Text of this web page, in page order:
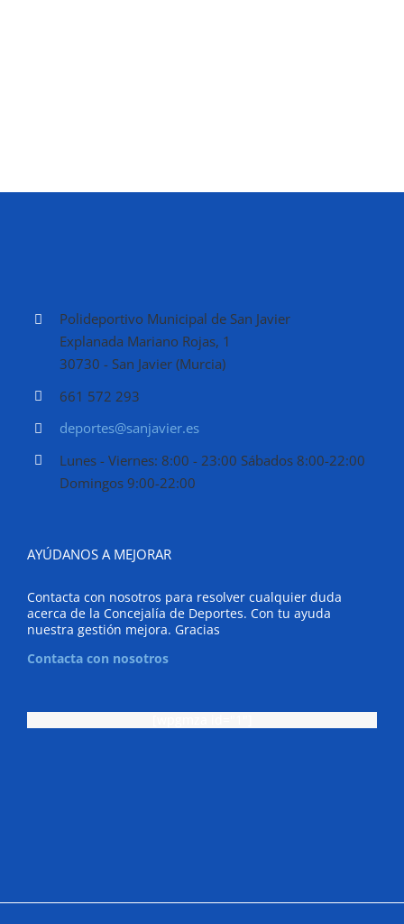
Polideportivo Municipal de San Javier
Explanada Mariano Rojas, 1
30730 - San Javier (Murcia)
661 572 293
deportes@sanjavier.es
Lunes - Viernes: 8:00 - 23:00 Sábados 8:00-22:00
Domingos 9:00-22:00
AYÚDANOS A MEJORAR
Contacta con nosotros para resolver cualquier duda
acerca de la Concejalía de Deportes. Con tu ayuda
nuestra gestión mejora. Gracias
Contacta con nosotros